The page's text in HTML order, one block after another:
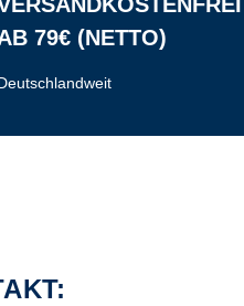
79€ (NETTO)